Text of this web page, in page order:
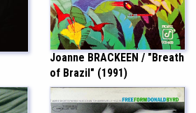
Joanne BRACKEEN / "Breath
of Brazil" (1991)